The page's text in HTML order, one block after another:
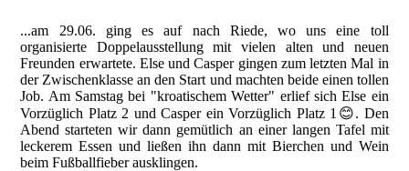
...am 29.06. ging es auf nach Riede, wo uns eine toll
organisierte Doppelausstellung mit vielen alten und neuen
Freunden erwartete. Else und Casper gingen zum letzten Mal in
der Zwischenklasse an den Start und machten beide einen tollen
Job. Am Samstag bei "kroatischem Wetter" erlief sich Else ein
Vorzüglich Platz 2 und Casper ein Vorzüglich Platz 1😊. Den
Abend starteten wir dann gemütlich an einer langen Tafel mit
leckerem Essen und ließen ihn dann mit Bierchen und Wein
beim Fußballfieber ausklingen.